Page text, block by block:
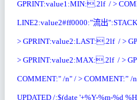
GPRINT:value1:MIN:.2lf / >
LINE2:value2#ff0000:"流出
> GPRINT:value2:LAST:.2lf / >
> GPRINT:value2:MAX:.2lf / >
COMMENT:" /n" / > COMMENT:” /
UPDATED /:$(date '+%Y-%m-%d